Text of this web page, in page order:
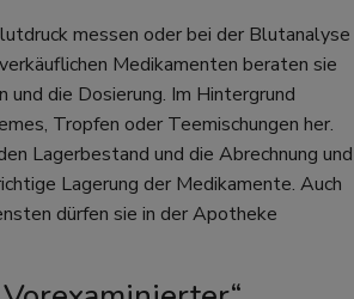
messen oder bei der Blutanalyse
Medikamenten beraten sie
und die Dosierung. Im Hintergrund
Tropfen oder Teemischungen her.
Lagerbestand und die Abrechnung und
Lagerung der Medikamente. Auch
dürfen sie in der Apotheke